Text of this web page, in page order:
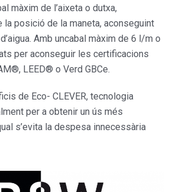
màxim de l’aixeta o dutxa,
la posició de la maneta, aconseguint
Amb uncabal màxim de 6 l/m o
per aconseguir les certificacions
LEED® o Verd GBCe.
de Eco- CLEVER, tecnologia
per a obtenir un ús més
s’evita la despesa innecessària